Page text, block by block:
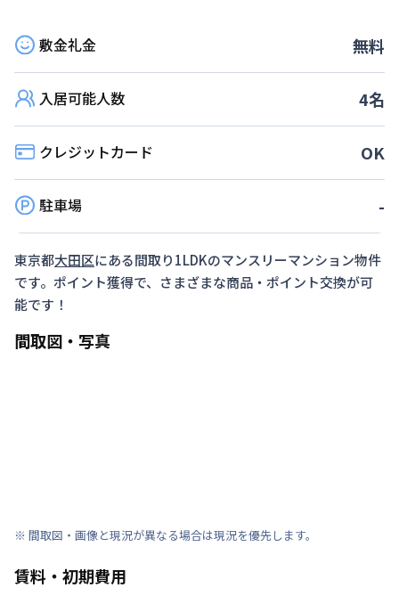
敷金礼金 無料
入居可能人数 4名
クレジットカード OK
駐車場 -
東京都大田区にある間取り1LDKのマンスリーマンション物件
です。ポイント獲得で、さまざまな商品・ポイント交換が可
能です！
間取図・写真
※ 間取図・画像と現況が異なる場合は現況を優先します。
賃料・初期費用